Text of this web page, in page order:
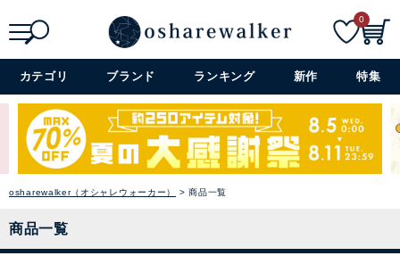
詳細検索+
0
カテゴリ ブランド ランキング 新作 特集
osharewalker（オシャレウォーカー） 商品一覧
商品一覧